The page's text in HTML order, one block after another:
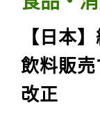
【日本
飲料販
改正